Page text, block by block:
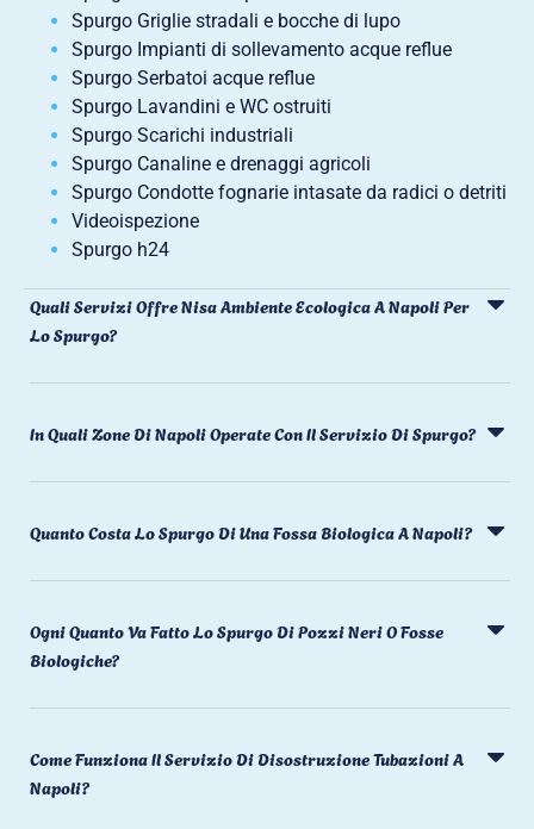
Spurgo Griglie stradali e bocche di lupo
Spurgo Impianti di sollevamento acque reflue
Spurgo Serbatoi acque reflue
Spurgo Lavandini e WC ostruiti
Spurgo Scarichi industriali
Spurgo Canaline e drenaggi agricoli
Spurgo Condotte fognarie intasate da radici o detriti
Videoispezione
Spurgo h24
Quali Servizi Offre Nisa Ambiente Ecologica A Napoli Per
Lo Spurgo?
In Quali Zone Di Napoli Operate Con Il Servizio Di Spurgo?
Quanto Costa Lo Spurgo Di Una Fossa Biologica A Napoli?
Ogni Quanto Va Fatto Lo Spurgo Di Pozzi Neri O Fosse
Biologiche?
Come Funziona Il Servizio Di Disostruzione Tubazioni A
Napoli?